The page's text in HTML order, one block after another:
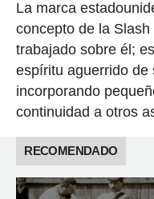
La marca
concepto de la
trabajado sobre él;
espíritu aguerrido de
incorporando
continuidad a otros
RECOMENDADO